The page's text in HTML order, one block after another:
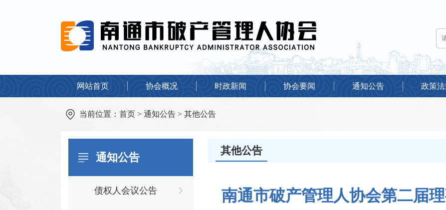
网站首页 协会概况 时政新闻 协会要闻 通知公告 政策
当前位置： 首页 > 通知公告 > 其他公告
通知公告
债权人会议公告
其他公告
南通市破产管理人协会第二届